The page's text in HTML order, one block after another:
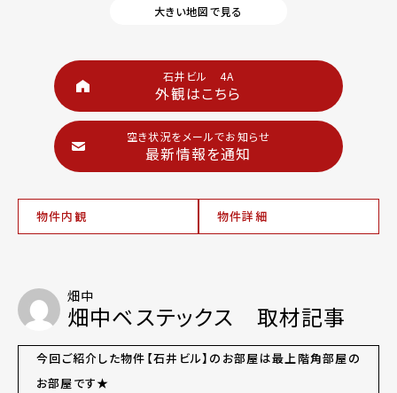
大きい地図で見る
石井ビル 4A
外観はこちら
空き状況をメールでお知らせ
最新情報を通知
物件内観 物件詳細
畑中
畑中ベステックス 取材記事
今回ご紹介した物件【石井ビル】のお部屋は最上階角部屋の
お部屋です★